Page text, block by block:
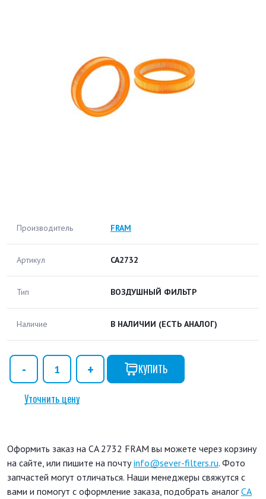
Производитель FRAM
Артикул CA2732
Тип ВОЗДУШНЫЙ ФИЛЬТР
Наличие В НАЛИЧИИ (ЕСТЬ АНАЛОГ)
КУПИТЬ
Уточнить цену
Оформить заказ на CA 2732 FRAM вы можете через корзину
на сайте, или пишите на почтуinfo@sever-filters.ru. Фото
запчастей могут отличаться. Наши менеджеры свяжутся с
вами и помогут с оформление заказа, подобрать аналогCA